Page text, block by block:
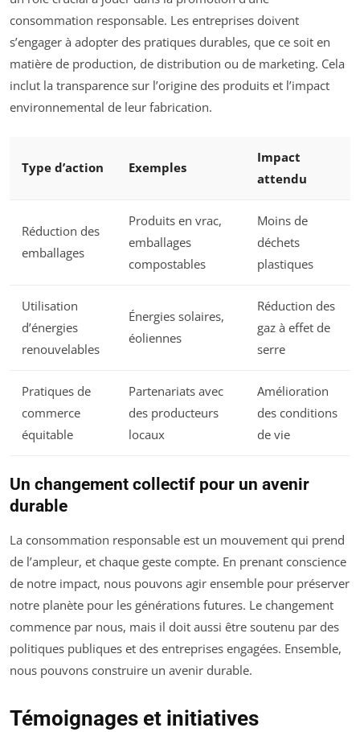
consommation responsable. Les entreprises doivent
s’engager à adopter des pratiques durables, que ce soit en
matière de production, de distribution ou de marketing. Cela
inclut la transparence sur l’origine des produits et l’impact
environnemental de leur fabrication.
Type d’action Exemples
Impact
attendu
Réduction des
emballages
Produits en vrac,
emballages
compostables
Moins de
déchets
plastiques
Utilisation
d’énergies
renouvelables
Énergies solaires,
éoliennes
Réduction des
gaz à effet de
serre
Pratiques de
commerce
équitable
Partenariats avec
des producteurs
locaux
Amélioration
des conditions
de vie
Un changement collectif pour un avenir
durable
La consommation responsable est un mouvement qui prend
de l’ampleur, et chaque geste compte. En prenant conscience
de notre impact, nous pouvons agir ensemble pour préserver
notre planète pour les générations futures. Le changement
commence par nous, mais il doit aussi être soutenu par des
politiques publiques et des entreprises engagées. Ensemble,
nous pouvons construire un avenir durable.
Témoignages et initiatives